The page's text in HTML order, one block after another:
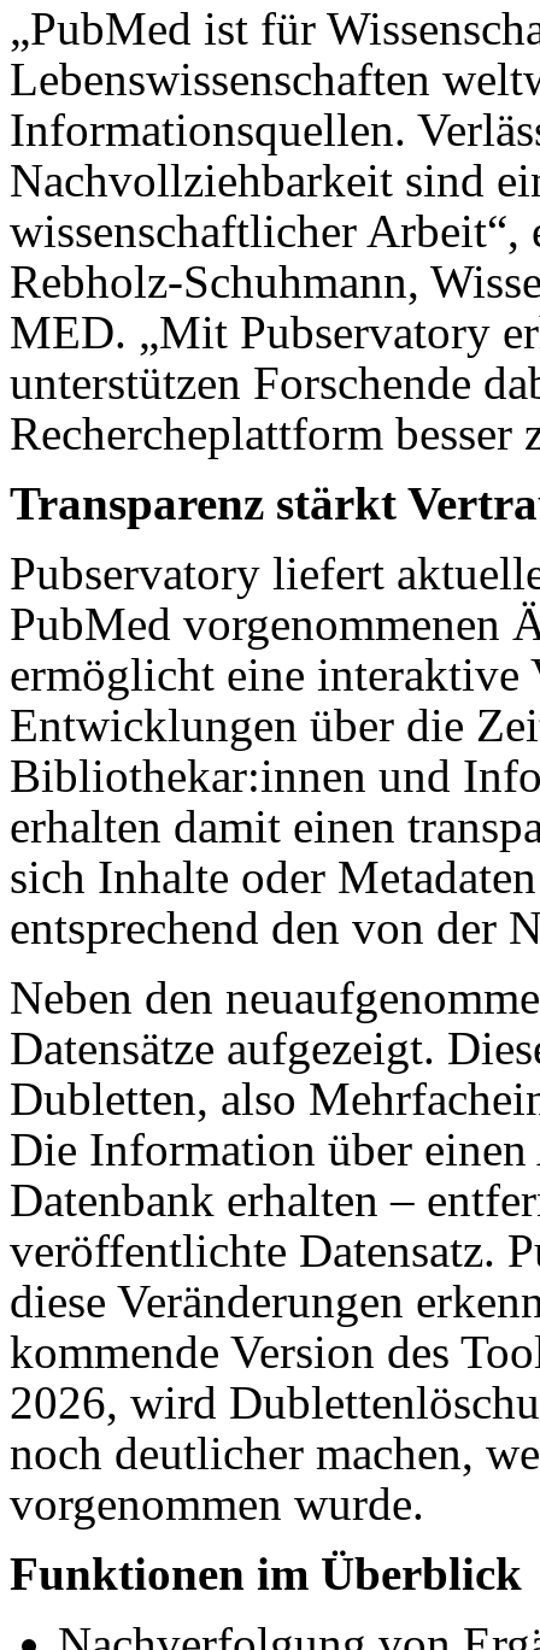
„PubMed ist für
Lebenswissenschaften
Informationsquellen.
Nachvollziehbarkeit sind
wissenschaftlicher
Rebholz-Schuhmann,
MED. „Mit Pubservatory
unterstützen Forschende
Rechercheplattform besser
Transparenz stärkt
Pubservatory liefert
PubMed vorgenommenen
ermöglicht eine interaktive
Entwicklungen über die
Bibliothekar:innen und
erhalten damit einen
sich Inhalte oder
entsprechend den von der
Neben den
Datensätze aufgezeigt.
Dubletten, also
Die Information über
Datenbank erhalten –
veröffentlichte Datensatz.
diese Verän­derungen
kommende Version des
2026, wird
noch deutlicher machen,
vorgenommen wurde.
Funktionen im Überblick